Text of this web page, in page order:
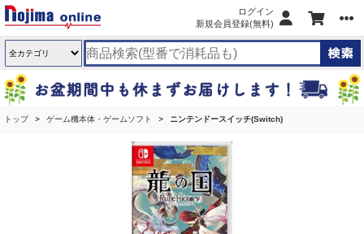
ログイン
新規会員登録(無料)
トップ ゲーム機本体・ゲームソフト ニンテンドースイッチ(Switch)